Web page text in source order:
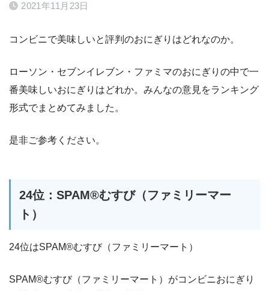
2021年11月23日
コンビニで美味しいと評判のおにぎりはどれなのか。
ローソン・セブンイレブン・ファミマのおにぎりの中で一
番美味しいおにぎりはどれか。みんなの意見をランキング
形式でまとめてみました。
是非ご参考ください。
24位：SPAM®むすび（ファミリーマー
ト）
24位はSPAM®むすび（ファミリーマート）
SPAM®むすび（ファミリーマート）がコンビニおにぎり